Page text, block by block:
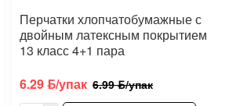
Перчатки хлопчатобумажные с
двойным латексным покрытием
13 класс 4+1 пара
6.29 ƃ/упак 6.99 ƃ/упак